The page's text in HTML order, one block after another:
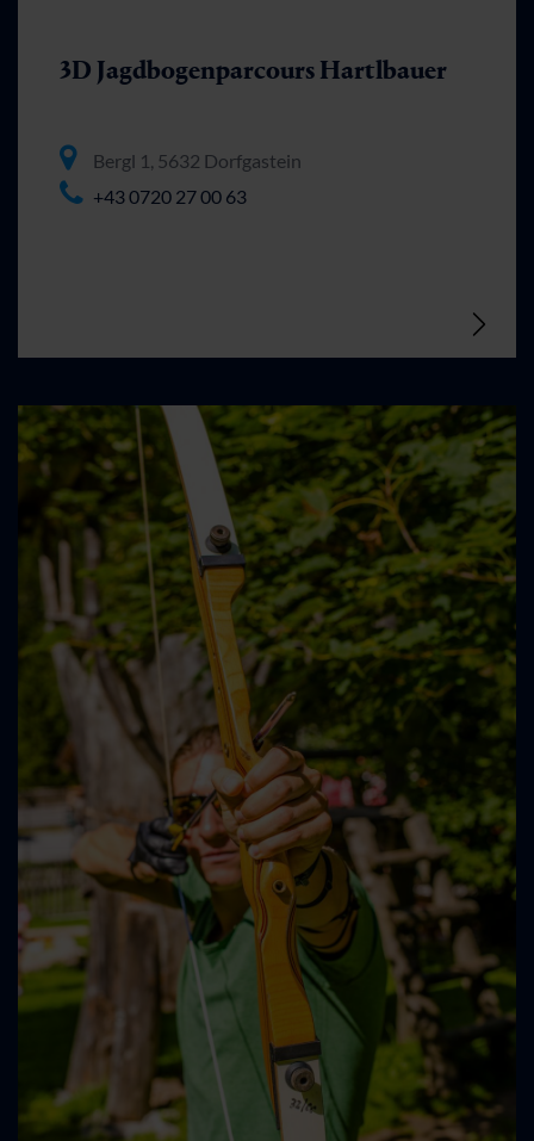
3D Jagdbogenparcours Hartlbauer
Bergl 1, 5632 Dorfgastein
+43 0720 27 00 63